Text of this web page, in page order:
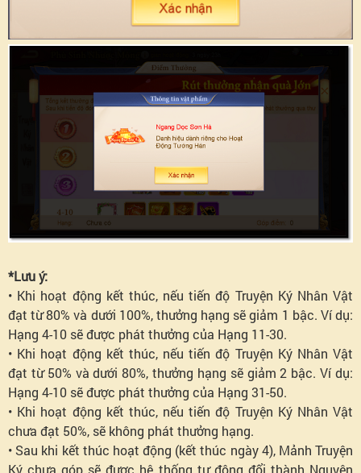
*Lưu ý:
• Khi hoạt động kết thúc, nếu tiến độ Truyện Ký Nhân Vật
đạt từ 80% và dưới 100%, thưởng hạng sẽ giảm 1 bậc. Ví dụ:
Hạng 4-10 sẽ được phát thưởng của Hạng 11-30.
• Khi hoạt động kết thúc, nếu tiến độ Truyện Ký Nhân Vật
đạt từ 50% và dưới 80%, thưởng hạng sẽ giảm 2 bậc. Ví dụ:
Hạng 4-10 sẽ được phát thưởng của Hạng 31-50.
• Khi hoạt động kết thúc, nếu tiến độ Truyện Ký Nhân Vật
chưa đạt 50%, sẽ không phát thưởng hạng.
• Sau khi kết thúc hoạt động (kết thúc ngày 4), Mảnh Truyện
Ký chưa góp sẽ được hệ thống tự động đổi thành Nguyên